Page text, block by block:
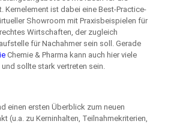
Kernelement ist dabei eine Best-Practice-
Showroom mit Praxisbeispielen für
Wirtschaften, der zugleich
für Nachahmer sein soll. Gerade
Chemie & Pharma kann auch hier viele
sollte stark vertreten sein.
einen ersten Überblick zum neuen
(u.a. zu Kerninhalten, Teilnahmekriterien,